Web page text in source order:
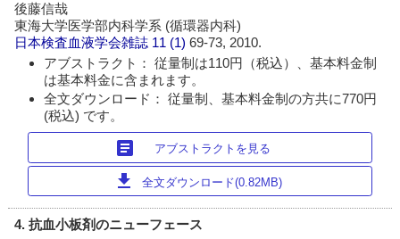
後藤信哉
東海大学医学部内科学系 (循環器内科)
日本検査血液学会雑誌 11 (1)69-73, 2010.
アブストラクト： 従量制は110円（税込）、基本料金制
は基本料金に含まれます。
全文ダウンロード： 従量制、基本料金制の方共に770円
(税込) です。
article アブストラクトを見る
download 全文ダウンロード(0.82MB)
4. 抗血小板剤のニューフェース